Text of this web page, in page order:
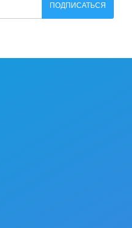
ПОДПИСАТЬСЯ